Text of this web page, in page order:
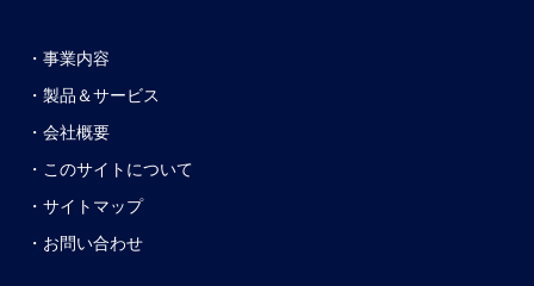
事業内容
製品＆サービス
会社概要
このサイトについて
サイトマップ
お問い合わせ